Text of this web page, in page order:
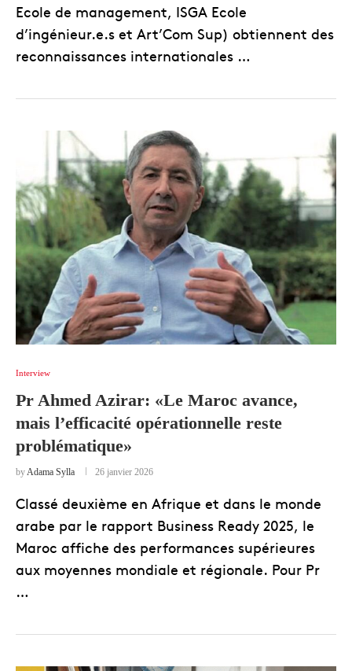
Ecole de management, ISGA Ecole
d’ingénieur.e.s et Art’Com Sup) obtiennent des
reconnaissances internationales …
Interview
Pr Ahmed Azirar: «Le Maroc avance,
mais l’efficacité opérationnelle reste
problématique»
byAdama Sylla 26 janvier 2026
Classé deuxième en Afrique et dans le monde
arabe par le rapport Business Ready 2025, le
Maroc affiche des performances supérieures
aux moyennes mondiale et régionale. Pour Pr
…